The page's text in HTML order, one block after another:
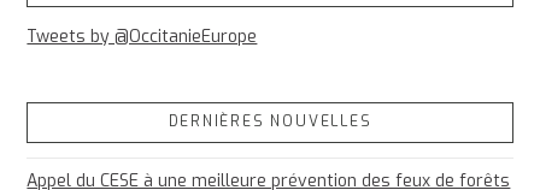
Tweets by @OccitanieEurope
DERNIÈRES NOUVELLES
Appel du CESE à une meilleure prévention des feux de forêts